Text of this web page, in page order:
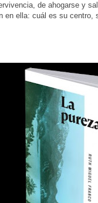
de ahogarse y
en ella: cuál es su centro,